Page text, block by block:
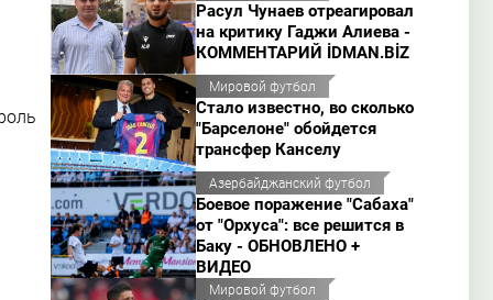
Расул Чунаев отреагировал
на критику Гаджи Алиева -
КОММЕНТАРИЙ İDMAN.BİZ
Мировой футбол
Стало известно, во сколько
"Барселоне" обойдется
трансфер Канселу
Азербайджанский футбол
Боевое поражение "Сабаха"
от "Орхуса": все решится в
Баку - ОБНОВЛЕНО +
ВИДЕО
Мировой футбол